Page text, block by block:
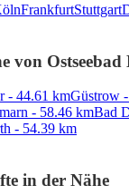
FrankfurtStuttgart
von Ostseebad
- 44.61 kmGüstrow
- 58.46 kmBad
- 54.39 km
in der Nähe